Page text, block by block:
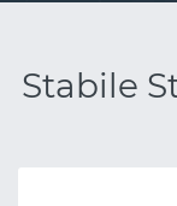
Stabile